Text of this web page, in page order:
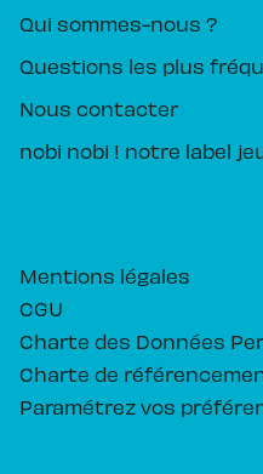
Qui sommes-nous ?
Questions les plus
Nous contacter
nobi nobi ! notre label
Mentions légales
CGU
Charte des Données
Charte de
Paramétrez vos